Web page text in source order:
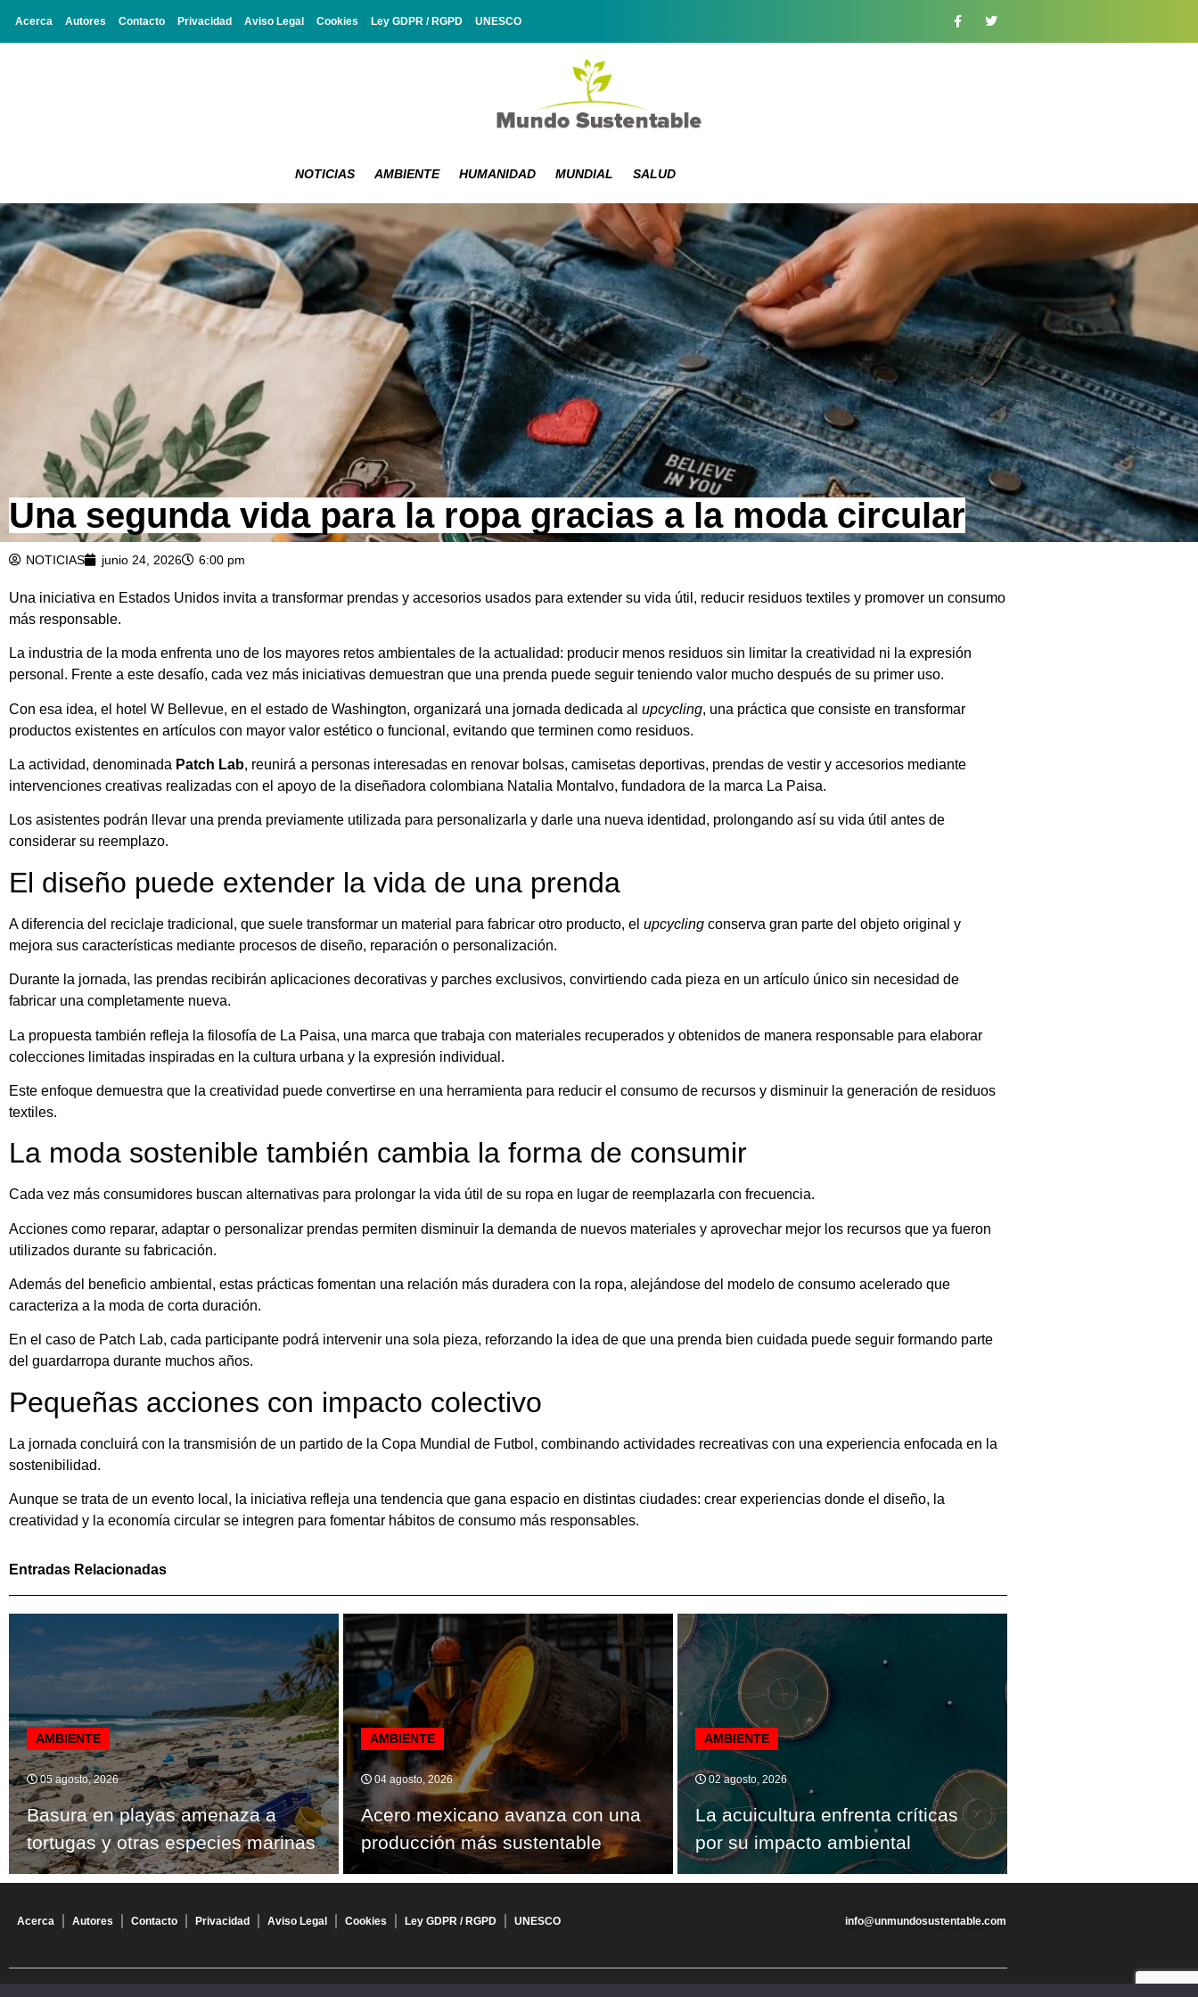
Acerca Autores Contacto Privacidad Aviso Legal Cookies Ley GDPR / RGPD UNESCO
NOTICIAS AMBIENTE HUMANIDAD MUNDIAL SALUD
Una segunda vida para la ropa gracias a la moda circular
NOTICIAS junio 24, 2026 6:00 pm
Una iniciativa en Estados Unidos invita a transformar prendas y accesorios usados para extender su vida útil, reducir residuos textiles y promover un consumo
más responsable.
La industria de la moda enfrenta uno de los mayores retos ambientales de la actualidad: producir menos residuos sin limitar la creatividad ni la expresión
personal. Frente a este desafío, cada vez más iniciativas demuestran que una prenda puede seguir teniendo valor mucho después de su primer uso.
Con esa idea, el hotel W Bellevue, en el estado de Washington, organizará una jornada dedicada al upcycling, una práctica que consiste en transformar
productos existentes en artículos con mayor valor estético o funcional, evitando que terminen como residuos.
La actividad, denominada Patch Lab, reunirá a personas interesadas en renovar bolsas, camisetas deportivas, prendas de vestir y accesorios mediante
intervenciones creativas realizadas con el apoyo de la diseñadora colombiana Natalia Montalvo, fundadora de la marca La Paisa.
Los asistentes podrán llevar una prenda previamente utilizada para personalizarla y darle una nueva identidad, prolongando así su vida útil antes de
considerar su reemplazo.
El diseño puede extender la vida de una prenda
A diferencia del reciclaje tradicional, que suele transformar un material para fabricar otro producto, el upcycling conserva gran parte del objeto original y
mejora sus características mediante procesos de diseño, reparación o personalización.
Durante la jornada, las prendas recibirán aplicaciones decorativas y parches exclusivos, convirtiendo cada pieza en un artículo único sin necesidad de
fabricar una completamente nueva.
La propuesta también refleja la filosofía de La Paisa, una marca que trabaja con materiales recuperados y obtenidos de manera responsable para elaborar
colecciones limitadas inspiradas en la cultura urbana y la expresión individual.
Este enfoque demuestra que la creatividad puede convertirse en una herramienta para reducir el consumo de recursos y disminuir la generación de residuos
textiles.
La moda sostenible también cambia la forma de consumir
Cada vez más consumidores buscan alternativas para prolongar la vida útil de su ropa en lugar de reemplazarla con frecuencia.
Acciones como reparar, adaptar o personalizar prendas permiten disminuir la demanda de nuevos materiales y aprovechar mejor los recursos que ya fueron
utilizados durante su fabricación.
Además del beneficio ambiental, estas prácticas fomentan una relación más duradera con la ropa, alejándose del modelo de consumo acelerado que
caracteriza a la moda de corta duración.
En el caso de Patch Lab, cada participante podrá intervenir una sola pieza, reforzando la idea de que una prenda bien cuidada puede seguir formando parte
del guardarropa durante muchos años.
Pequeñas acciones con impacto colectivo
La jornada concluirá con la transmisión de un partido de la Copa Mundial de Futbol, combinando actividades recreativas con una experiencia enfocada en la
sostenibilidad.
Aunque se trata de un evento local, la iniciativa refleja una tendencia que gana espacio en distintas ciudades: crear experiencias donde el diseño, la
creatividad y la economía circular se integren para fomentar hábitos de consumo más responsables.
Entradas Relacionadas
AMBIENTE
05 agosto, 2026
Basura en playas amenaza a
tortugas y otras especies marinas
AMBIENTE
04 agosto, 2026
Acero mexicano avanza con una
producción más sustentable
AMBIENTE
02 agosto, 2026
La acuicultura enfrenta críticas
por su impacto ambiental
Acerca Autores Contacto Privacidad Aviso Legal Cookies Ley GDPR / RGPD UNESCO info@unmundosustentable.com